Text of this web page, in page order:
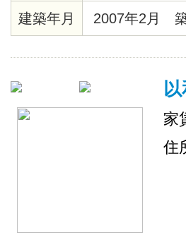
時間換気シ
ス、エレベー
出し可、敷
建築年月 2007年2月
家
住